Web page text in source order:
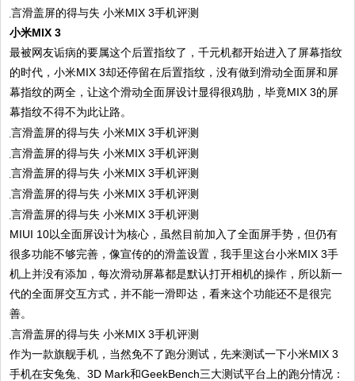
小米MIX 3
最被网友诟病的要属这个后置指纹了，千元机都开始进入了屏幕指纹
的时代，小米MIX 3却还停留在后置指纹，没有做到滑动全面屏和屏
幕指纹的两全，让这个滑动全面屏设计显得很鸡肋，毕竟MIX 3的屏
幕指纹不得不为此让路。
MIUI 10以全面屏设计为核心，虽然目前加入了全面屏手势，但仍有
很多功能不够完善，像宣传的的滑盖设置，我手里这台小米MIX 3手
机上并没有添加，每次滑动屏幕都是默认打开相机的操作，所以新一
代的全面屏交互方式，并不能一滑即达，看来这个功能还不是很完
善。
作为一款旗舰手机，当然免不了跑分测试，先来测试一下小米MIX 3
手机在安兔兔、3D Mark和GeekBench三大测试平台上的跑分情况：